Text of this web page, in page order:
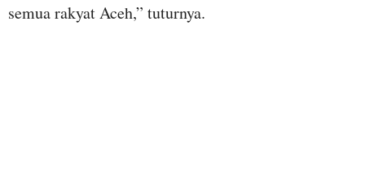
semua rakyat Aceh,” tuturnya.